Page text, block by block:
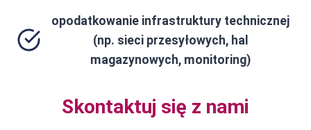
opodatkowanie infrastruktury technicznej
(np. sieci przesyłowych, hal
magazynowych, monitoring)
Skontaktuj się z nami